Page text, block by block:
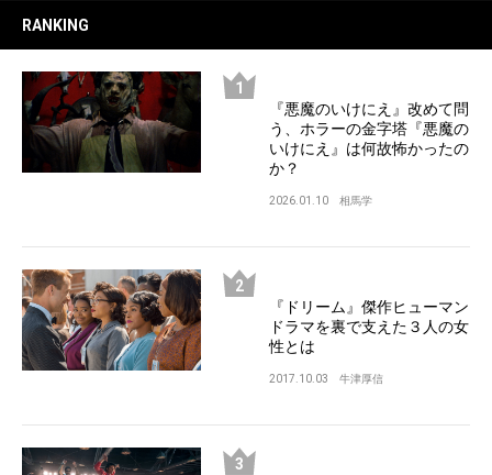
RANKING
『悪魔のいけにえ』改めて問
う、ホラーの金字塔『悪魔の
いけにえ』は何故怖かったの
か？
2026.01.10 相馬学
『ドリーム』傑作ヒューマン
ドラマを裏で支えた３人の女
性とは
2017.10.03 牛津厚信